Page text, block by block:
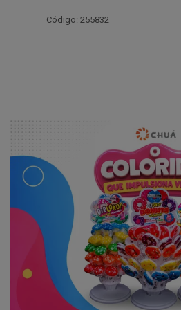
Código: 206715